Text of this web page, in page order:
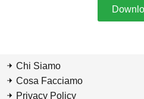
Chi Siamo
Cosa Facciamo
Privacy Policy